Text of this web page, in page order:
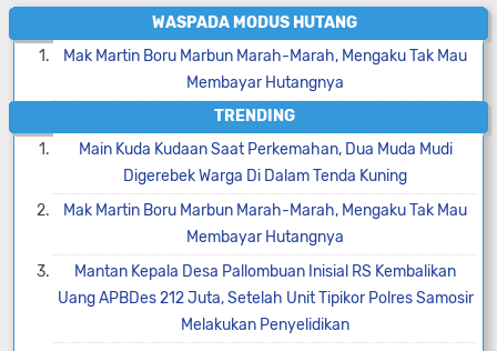
WASPADA MODUS HUTANG
Mak Martin Boru Marbun Marah-Marah, Mengaku Tak Mau
Membayar Hutangnya
TRENDING
Main Kuda Kudaan Saat Perkemahan, Dua Muda Mudi
Digerebek Warga Di Dalam Tenda Kuning
Mak Martin Boru Marbun Marah-Marah, Mengaku Tak Mau
Membayar Hutangnya
Mantan Kepala Desa Pallombuan Inisial RS Kembalikan
Uang APBDes 212 Juta, Setelah Unit Tipikor Polres Samosir
Melakukan Penyelidikan